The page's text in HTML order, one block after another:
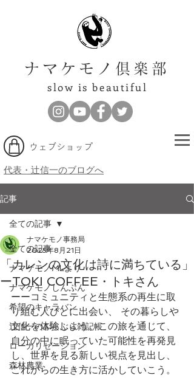
ナマケモノ倶楽部
slow is beautiful
​ウェブショップ
代表・辻信一のブログへ
記事
全ての記事
ナマケモノMLより
ナマケモノしんぶん
希望のキャラバン
辻信一のぶらぶら雑記帳
ローカリゼーション
森林農業
全ての記事
「カレンの文化は詩に満ちている」
ーTOKI COFFEE・トキさん
ナマケモノ事務局
2025年8月21日
ーーコミュニティと生態系の再生に取
り組む人びとに出会い、 その暮らしや
文化を体験しよう。この旅を通じて、
自分の中に眠っていた可能性を再発見
し、世界を見る新しい視点を見出し、
これからの生き方に活かしていこう。